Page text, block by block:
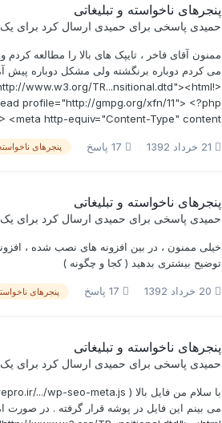
پنجرهای ناخواسته و تبلیغاتی
حمیدی پاسخی برای حمیدی ارسال کرد برای
ممنون آقای فاخر ، تایپک های بالا را مطالعه
می کردم دوباره برنگشته ولی مشکل دوباره پیش
www.w3.org/TR...nsitional.dtd"><html
profile="http://gmpg.org/xfn/11"> <?php
http-equiv="Content-Type" content="&
21 خرداد 1392 پنجرهای
پنجرهای ناخواسته و تبلیغاتی
حمیدی پاسخی برای حمیدی ارسال کرد برای
توضیح بیشتری بدهید ( کجا و چگونه )
20 خرداد 1392 پنجرهای
پنجرهای ناخواسته و تبلیغاتی
حمیدی پاسخی برای حمیدی ارسال کرد برای